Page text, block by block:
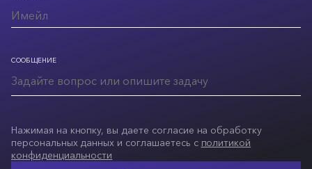
СООБЩЕНИЕ
Нажимая на кнопку, вы даете согласие на обработку
персональных данных и соглашаетесь с политикой
конфиденциальности